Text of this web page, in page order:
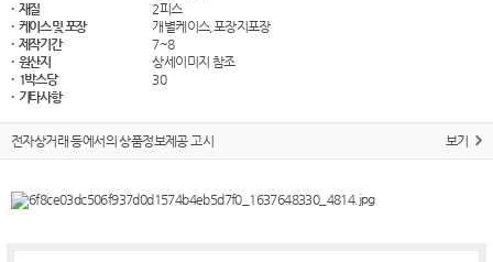
· 재질
2피스
· 케이스 및 포장
개별케이스,포장지포장
· 제작기간
7~8
· 원산지
상세이미지 참조
· 1박스당
30
· 기타사항
전자상거래 등에서의 상품정보제공 고시 보기